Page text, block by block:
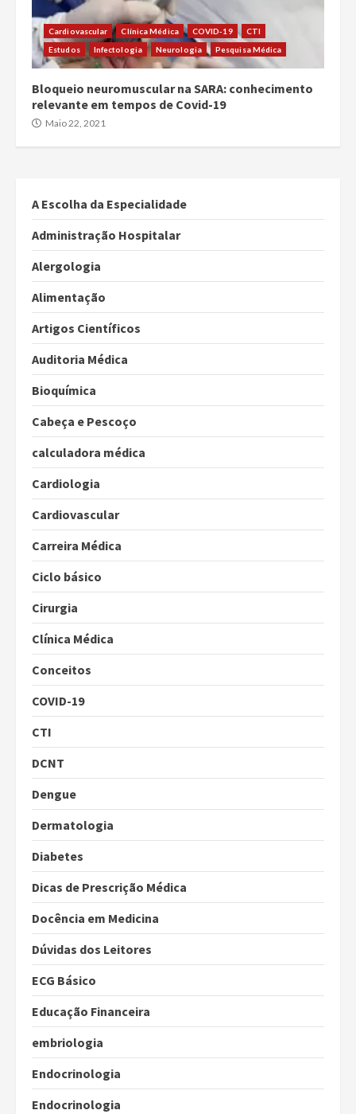
Cardiovascular Clínica Médica COVID-19
CTI
Estudos
Infectologia Neurologia Pesquisa Médica
Bloqueio neuromuscular na SARA: conhecimento
relevante em tempos de Covid-19
Maio 22, 2021
A Escolha da Especialidade
Administração Hospitalar
Alergologia
Alimentação
Artigos Científicos
Auditoria Médica
Bioquímica
Cabeça e Pescoço
calculadora médica
Cardiologia
Cardiovascular
Carreira Médica
Ciclo básico
Cirurgia
Clínica Médica
Conceitos
COVID-19
CTI
DCNT
Dengue
Dermatologia
Diabetes
Dicas de Prescrição Médica
Docência em Medicina
Dúvidas dos Leitores
ECG Básico
Educação Financeira
embriologia
Endocrinologia
Endocrinologia